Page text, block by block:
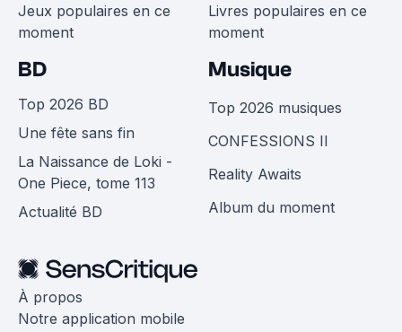
Jeux populaires en ce
moment
Livres populaires en ce
moment
BD
Top 2026 BD
Une fête sans fin
La Naissance de Loki -
One Piece, tome 113
Actualité BD
Musique
Top 2026 musiques
CONFESSIONS II
Reality Awaits
Album du moment
À propos
Notre application mobile